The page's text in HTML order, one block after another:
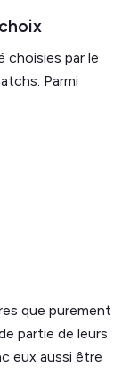
choisies par le
Parmi
que purement
partie de leurs
eux aussi être